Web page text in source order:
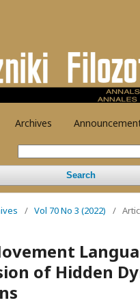
Archives
Search
/ Vol 70 No 3 (2022) /
of Hidden